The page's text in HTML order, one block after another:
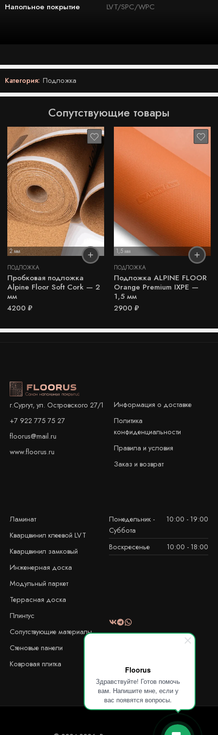
Floorus
Здравствуйте! Готов помочь
вам. Напишите мне, если у
вас появятся вопросы.
Напольное покрытие
LVT/SPC/WPC
Категория: Подложка
Сопутствующие товары
2 мм
ПОДЛОЖКА
Пробковая подложка
Alpine Floor Soft Cork — 2
мм
4200 ₽
1,5 мм
ПОДЛОЖКА
Подложка ALPINE FLOOR
Orange Premium IXPE —
1,5 мм
2900 ₽
г.Сургут, ул. Островского 27/1
+7 922 775 75 27
floorus@mail.ru
www.floorus.ru
Информация о доставке
Политика
конфиденциальности
Правила и условия
Заказ и возврат
Ламинат
Кварцвинил клеевой LVT
Кварцвинил замковый
Инженерная доска
Модульный паркет
Террасная доска
Плинтус
Сопутствующие материалы
Стеновые панели
Ковровая плитка
Понедельник -
Суббота
10:00 - 19:00
Воскресенье 10:00 - 18:00